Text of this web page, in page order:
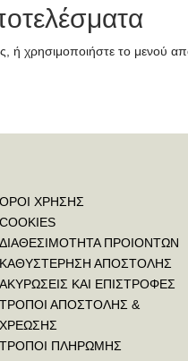
χρησιμοποιήστε το μενού
ΟΡΟΙ ΧΡΗΣΗΣ
COOKIES
ΔΙΑΘΕΣΙΜΟΤΗΤΑ ΠΡΟΙΟΝΤΩΝ
ΚΑΘΥΣΤΕΡΗΣΗ ΑΠΟΣΤΟΛΗΣ
ΑΚΥΡΩΣΕΙΣ ΚΑΙ ΕΠΙΣΤΡΟΦΕΣ
ΤΡΟΠΟΙ ΑΠΟΣΤΟΛΗΣ &
ΧΡΕΩΣΗΣ
ΤΡΟΠΟΙ ΠΛΗΡΩΜΗΣ